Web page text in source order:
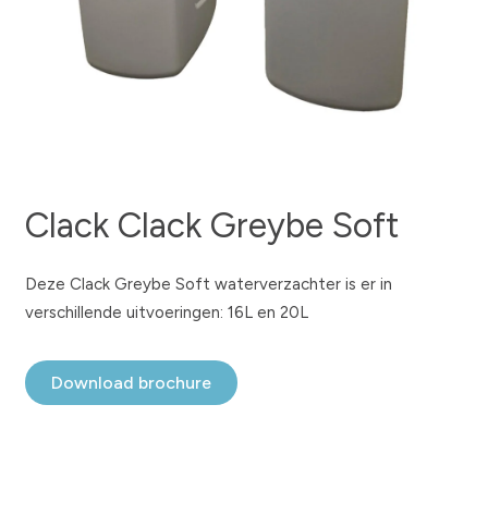
Clack Clack Greybe Soft
Deze Clack Greybe Soft waterverzachter is er in
verschillende uitvoeringen: 16L en 20L
Download brochure